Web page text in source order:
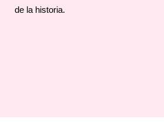
de la historia.